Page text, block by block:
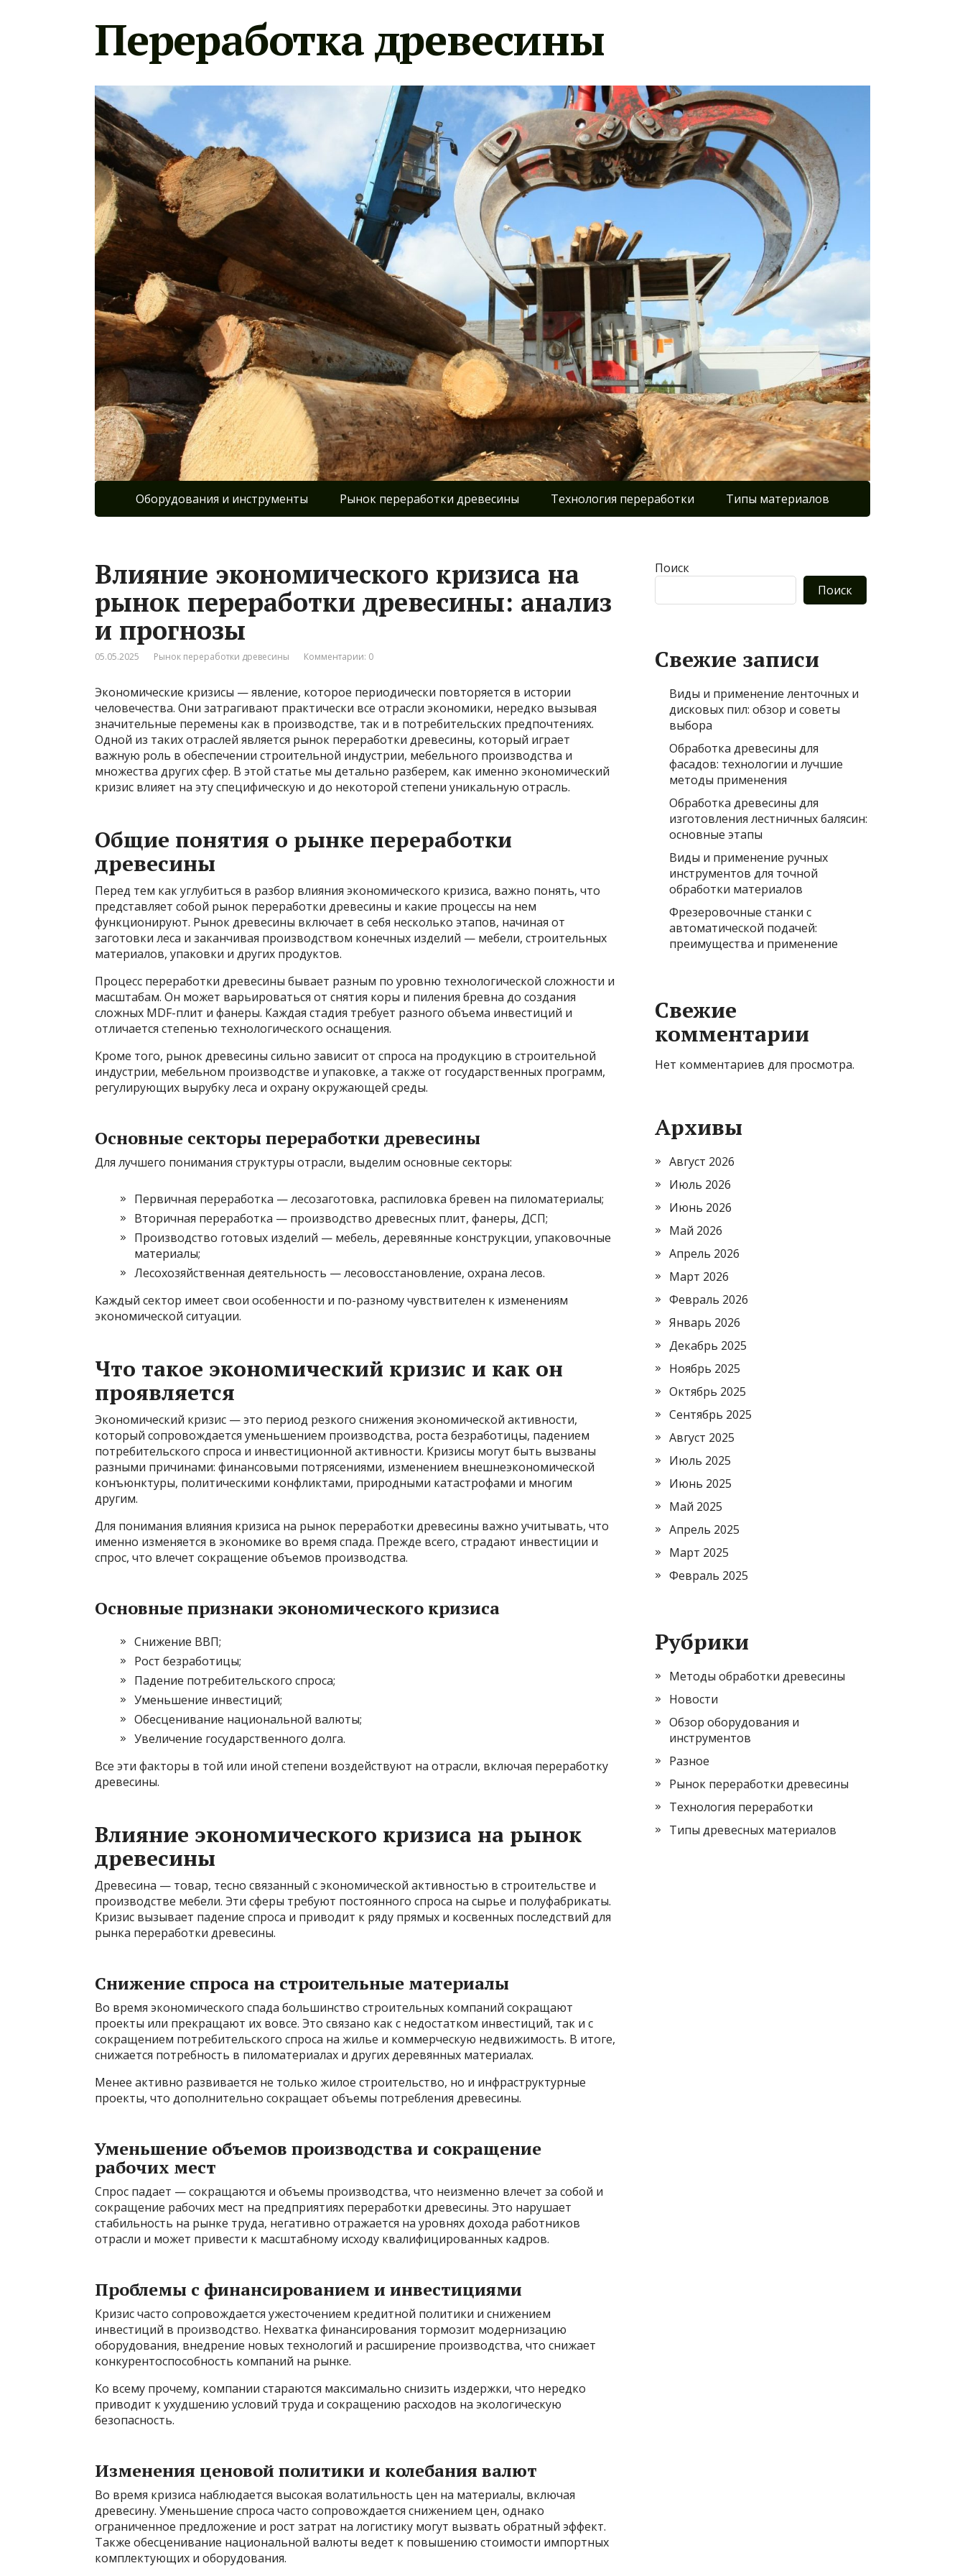
Переработка древесины
Оборудования и инструменты Рынок переработки древесины Технология переработки Типы материалов
Влияние экономического кризиса на
рынок переработки древесины: анализ
и прогнозы
05.05.2025 Рынок переработки древесины Комментарии: 0
Экономические кризисы — явление, которое периодически повторяется в истории
человечества. Они затрагивают практически все отрасли экономики, нередко вызывая
значительные перемены как в производстве, так и в потребительских предпочтениях.
Одной из таких отраслей является рынок переработки древесины, который играет
важную роль в обеспечении строительной индустрии, мебельного производства и
множества других сфер. В этой статье мы детально разберем, как именно экономический
кризис влияет на эту специфическую и до некоторой степени уникальную отрасль.
Общие понятия о рынке переработки
древесины
Перед тем как углубиться в разбор влияния экономического кризиса, важно понять, что
представляет собой рынок переработки древесины и какие процессы на нем
функционируют. Рынок древесины включает в себя несколько этапов, начиная от
заготовки леса и заканчивая производством конечных изделий — мебели, строительных
материалов, упаковки и других продуктов.
Процесс переработки древесины бывает разным по уровню технологической сложности и
масштабам. Он может варьироваться от снятия коры и пиления бревна до создания
сложных MDF-плит и фанеры. Каждая стадия требует разного объема инвестиций и
отличается степенью технологического оснащения.
Кроме того, рынок древесины сильно зависит от спроса на продукцию в строительной
индустрии, мебельном производстве и упаковке, а также от государственных программ,
регулирующих вырубку леса и охрану окружающей среды.
Основные секторы переработки древесины
Для лучшего понимания структуры отрасли, выделим основные секторы:
Первичная переработка — лесозаготовка, распиловка бревен на пиломатериалы;
Вторичная переработка — производство древесных плит, фанеры, ДСП;
Производство готовых изделий — мебель, деревянные конструкции, упаковочные
материалы;
Лесохозяйственная деятельность — лесовосстановление, охрана лесов.
Каждый сектор имеет свои особенности и по-разному чувствителен к изменениям
экономической ситуации.
Что такое экономический кризис и как он
проявляется
Экономический кризис — это период резкого снижения экономической активности,
который сопровождается уменьшением производства, роста безработицы, падением
потребительского спроса и инвестиционной активности. Кризисы могут быть вызваны
разными причинами: финансовыми потрясениями, изменением внешнеэкономической
конъюнктуры, политическими конфликтами, природными катастрофами и многим
другим.
Для понимания влияния кризиса на рынок переработки древесины важно учитывать, что
именно изменяется в экономике во время спада. Прежде всего, страдают инвестиции и
спрос, что влечет сокращение объемов производства.
Основные признаки экономического кризиса
Снижение ВВП;
Рост безработицы;
Падение потребительского спроса;
Уменьшение инвестиций;
Обесценивание национальной валюты;
Увеличение государственного долга.
Все эти факторы в той или иной степени воздействуют на отрасли, включая переработку
древесины.
Влияние экономического кризиса на рынок
древесины
Древесина — товар, тесно связанный с экономической активностью в строительстве и
производстве мебели. Эти сферы требуют постоянного спроса на сырье и полуфабрикаты.
Кризис вызывает падение спроса и приводит к ряду прямых и косвенных последствий для
рынка переработки древесины.
Снижение спроса на строительные материалы
Во время экономического спада большинство строительных компаний сокращают
проекты или прекращают их вовсе. Это связано как с недостатком инвестиций, так и с
сокращением потребительского спроса на жилье и коммерческую недвижимость. В итоге,
снижается потребность в пиломатериалах и других деревянных материалах.
Менее активно развивается не только жилое строительство, но и инфраструктурные
проекты, что дополнительно сокращает объемы потребления древесины.
Уменьшение объемов производства и сокращение
рабочих мест
Спрос падает — сокращаются и объемы производства, что неизменно влечет за собой и
сокращение рабочих мест на предприятиях переработки древесины. Это нарушает
стабильность на рынке труда, негативно отражается на уровнях дохода работников
отрасли и может привести к масштабному исходу квалифицированных кадров.
Проблемы с финансированием и инвестициями
Кризис часто сопровождается ужесточением кредитной политики и снижением
инвестиций в производство. Нехватка финансирования тормозит модернизацию
оборудования, внедрение новых технологий и расширение производства, что снижает
конкурентоспособность компаний на рынке.
Ко всему прочему, компании стараются максимально снизить издержки, что нередко
приводит к ухудшению условий труда и сокращению расходов на экологическую
безопасность.
Изменения ценовой политики и колебания валют
Во время кризиса наблюдается высокая волатильность цен на материалы, включая
древесину. Уменьшение спроса часто сопровождается снижением цен, однако
ограниченное предложение и рост затрат на логистику могут вызвать обратный эффект.
Также обесценивание национальной валюты ведет к повышению стоимости импортных
комплектующих и оборудования.
Поиск
Поиск
Свежие записи
Виды и применение ленточных и
дисковых пил: обзор и советы
выбора
Обработка древесины для
фасадов: технологии и лучшие
методы применения
Обработка древесины для
изготовления лестничных балясин:
основные этапы
Виды и применение ручных
инструментов для точной
обработки материалов
Фрезеровочные станки с
автоматической подачей:
преимущества и применение
Свежие
комментарии
Нет комментариев для просмотра.
Архивы
Август 2026
Июль 2026
Июнь 2026
Май 2026
Апрель 2026
Март 2026
Февраль 2026
Январь 2026
Декабрь 2025
Ноябрь 2025
Октябрь 2025
Сентябрь 2025
Август 2025
Июль 2025
Июнь 2025
Май 2025
Апрель 2025
Март 2025
Февраль 2025
Рубрики
Методы обработки древесины
Новости
Обзор оборудования и
инструментов
Разное
Рынок переработки древесины
Технология переработки
Типы древесных материалов